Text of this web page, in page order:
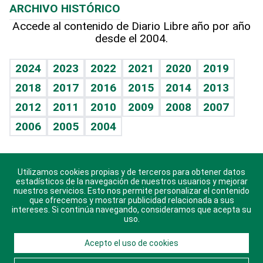
Hablando con el pediatra
Vida y familia
Eñe
Celebrando la vida
Sin complejos
En pocas palabras
Escuchando al corazón
Economía Personal
TBT Deportivo
Más firmas
Hecho en casa
Guía del dinero
Cumpleaños
Horóscopos
Crucigramas
ARCHIVO HISTÓRICO
Accede al contenido de Diario Libre año por año
desde el 2004.
2024 2023 2022 2021 2020
2019
2018
2017 2016 2015 2014
2013
2012
2011 2010 2009 2008
2007
2006
2005 2004
Descarga nuestras aplicaciones para Android, iOS y
sistema Huawei.
© 2021 Diario Libre, todos los derechos reservados.
Utilizamos cookies propias y de terceros para obtener datos
estadísticos de la navegación de nuestros usuarios y mejorar
nuestros servicios. Esto nos permite personalizar el contenido
que ofrecemos y mostrar publicidad relacionada a sus
intereses. Si continúa navegando, consideramos que acepta su
uso.
Acepto el uso de cookies